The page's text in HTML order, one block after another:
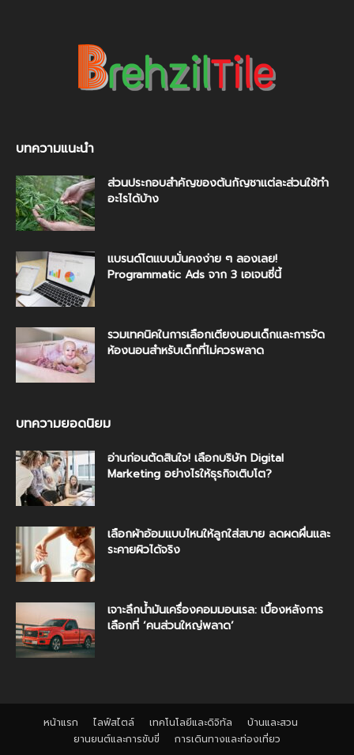
บทความแนะนำ
ส่วนประกอบสำคัญของต้นกัญชาแต่ละส่วนใช้ทำ
อะไรได้บ้าง
แบรนด์โตแบบมั่นคงง่าย ๆ ลองเลย!
Programmatic Ads จาก 3 เอเจนซี่นี้
รวมเทคนิคในการเลือกเตียงนอนเด็กและการจัด
ห้องนอนสำหรับเด็กที่ไม่ควรพลาด
บทความยอดนิยม
อ่านก่อนตัดสินใจ! เลือกบริษัท Digital
Marketing อย่างไรให้ธุรกิจเติบโต?
เลือกผ้าอ้อมแบบไหนให้ลูกใส่สบาย ลดผดผื่นและ
ระคายผิวได้จริง
เจาะลึกน้ำมันเครื่องคอมมอนเรล: เบื้องหลังการ
เลือกที่ ‘คนส่วนใหญ่พลาด’
หน้าแรก ไลฟ์สไตล์ เทคโนโลยีและดิจิทัล
บ้านและสวน
ยานยนต์และการขับขี่
การเดินทางและท่องเที่ยว